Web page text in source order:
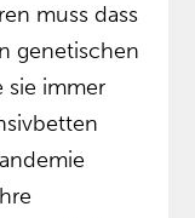
muss dass
genetischen
sie immer